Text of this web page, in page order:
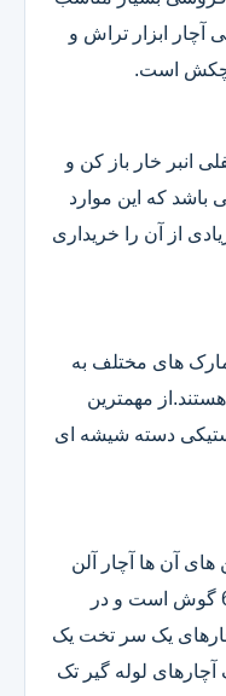
آچار ابزار تراش و
چکش است.
انبر خار باز کن و
که این موارد
از آن را خریداری
های مختلف به
های 6 یا 7 عددی هستند.از مهمترین
دسته شیشه ای
های آن ها آچار آلن
(خود آن شامل آلن های خورشیدی و 6 گوش است و در
یک سر تخت یک
لوله گیر تک